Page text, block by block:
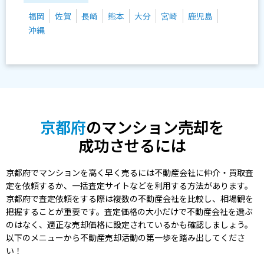
福岡 佐賀 長崎 熊本 大分 宮崎
鹿児島
沖縄
京都府のマンション売却を
成功させるには
京都府でマンションを高く早く売るには不動産会社に仲介・買取査
定を依頼するか、一括査定サイトなどを利用する方法があります。
京都府で査定依頼をする際は複数の不動産会社を比較し、相場観を
把握することが重要です。査定価格の大小だけで不動産会社を選ぶ
のはなく、適正な売却価格に設定されているかも確認しましょう。
以下のメニューから不動産売却活動の第一歩を踏み出してくださ
い！